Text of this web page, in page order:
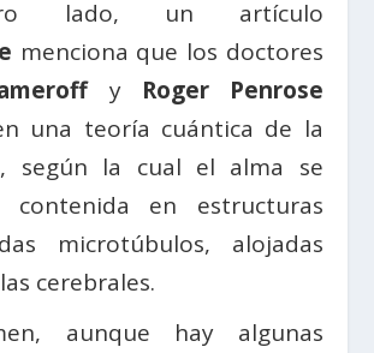
lado, un artículo
menciona que los doctores
y Roger Penrose
una teoría cuántica de la
según la cual el alma se
contenida en estructuras
microtúbulos, alojadas
cerebrales.
aunque hay algunas